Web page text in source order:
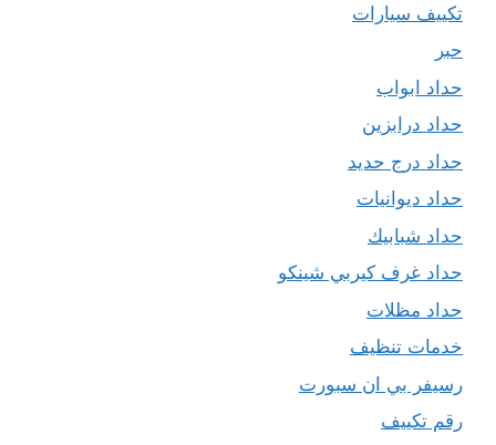
تكييف سيارات
حبر
حداد ابواب
حداد درابزين
حداد درج حديد
حداد ديوانيات
حداد شبابيك
حداد غرف كيربي شينكو
حداد مظلات
خدمات تنظيف
رسيفر بي ان سبورت
رقم تكييف